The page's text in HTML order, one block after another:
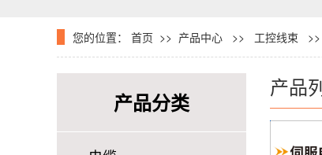
您的位置： 首页 >> 产品中心 >> 工控线束
产品分类
产品